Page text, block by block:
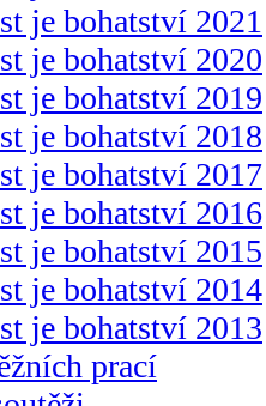
je bohatství 2021
je bohatství 2020
je bohatství 2019
je bohatství 2018
je bohatství 2017
je bohatství 2016
je bohatství 2015
je bohatství 2014
je bohatství 2013
prací